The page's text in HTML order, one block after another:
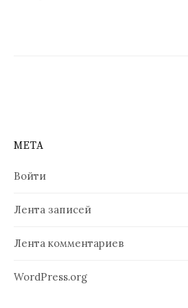
и
с
МЕТА
Войти
Лента записей
Лента комментариев
WordPress.org